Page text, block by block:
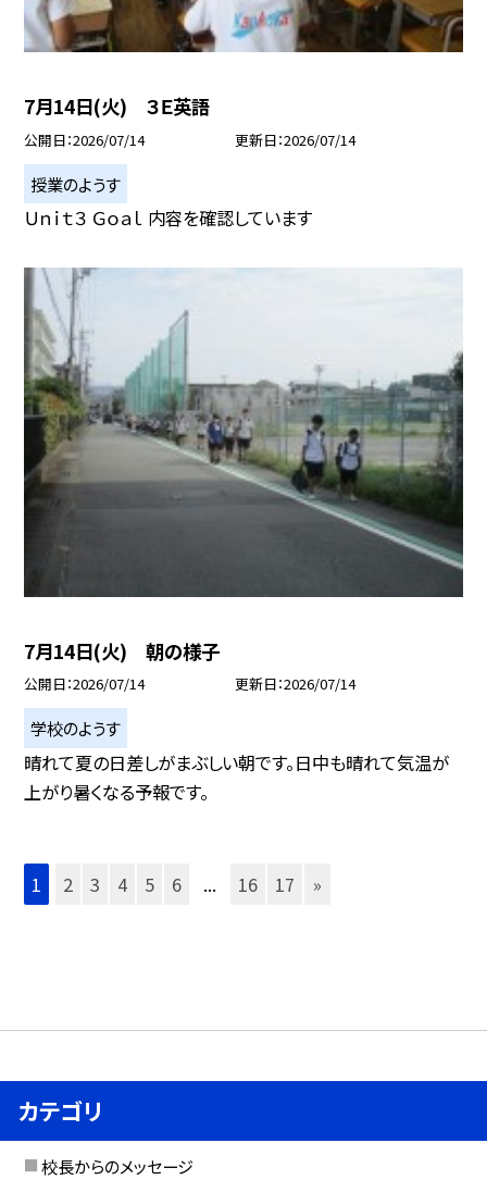
7月14日(火) ３Ｅ英語
公開日 2026/07/14 更新日 2026/07/14
授業のようす
Ｕｎｉｔ３ Ｇｏａｌ 内容を確認しています
7月14日(火) 朝の様子
公開日 2026/07/14 更新日 2026/07/14
学校のようす
晴れて夏の日差しがまぶしい朝です。日中も晴れて気温が
上がり暑くなる予報です。
1 2 3 4 5 6 ... 16 17 »
カテゴリ
校長からのメッセージ